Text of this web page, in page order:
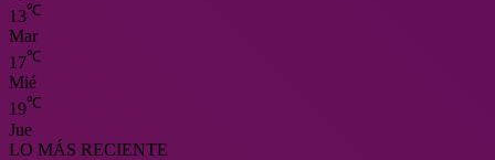
13℃
Mar
17℃
Mié
19℃
Jue
LO MÁS RECIENTE